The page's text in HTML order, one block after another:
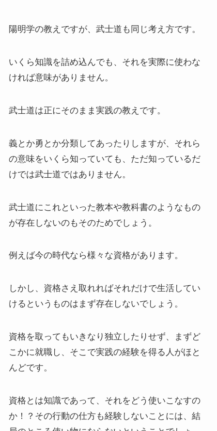
陽明学の教えですが、武士道も同じ考え方です。
いくら知識を詰め込んでも、それを実際に使わな
ければ意味がありません。
武士道は正にそのまま実践の教えです。
義とか勇とか分類してあったりしますが、それら
の意味をいくら知っていても、ただ知っているだ
けでは武士道ではありません。
武士道にこれといった教本や教科書のようなもの
が存在しないのもそのためでしょう。
例えば今の時代なら様々な資格があります。
しかし、資格さえ取れればそれだけで生活してい
けるというものはまず存在しないでしょう。
資格を取ってもいきなり独立したりせず、まずど
こかに就職し、そこで実践の経験を得る人がほと
んどです。
資格とは知識であって、それをどう使いこなすの
か！？その行動の仕方も経験しないことには、結